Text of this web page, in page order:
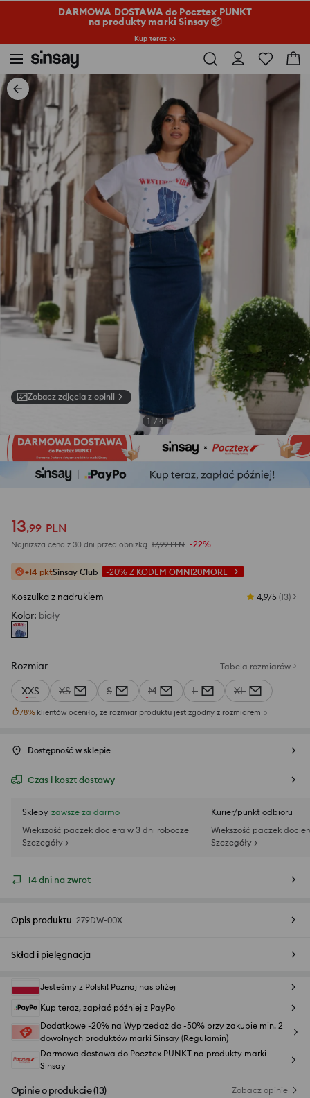
DARMOWA DOSTAWA do Pocztex PUNKT
na produkty marki Sinsay 📦
Kup teraz >>
Zobacz zdjęcia z opinii
1 /4
13,99 PLN
Najniższa cena z 30 dni przed obniżką 17,99 PLN -22%
+14 pktSinsay Club -20% Z KODEM OMNI20MORE
Koszulka z nadrukiem 4,9/5 (13)
Kolor: biały
Rozmiar Tabela rozmiarów
XXS XS S M L XL
78% klientów oceniło, że rozmiar produktu jest zgodny z rozmiarem
Dostępność w sklepie
Czas i koszt dostawy
Sklepy zawsze za darmo
Większość paczek dociera w 3 dni robocze
Szczegóły >
Kurier/punkt odbioru
Większość paczek
Szczegóły >
14 dni na zwrot
Opis produktu 279DW-00X
Skład i pielęgnacja
Jesteśmy z Polski! Poznaj nas bliżej
Kup teraz, zapłać później z PayPo
Dodatkowe -20% na Wyprzedaż do -50% przy zakupie min. 2
dowolnych produktów marki Sinsay (Regulamin)
Darmowa dostawa do Pocztex PUNKT na produkty marki
Sinsay
Opinie o produkcie(13) Zobacz opinie